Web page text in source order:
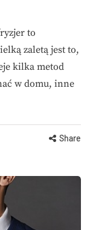
to
zaletą jest to,
kilka metod
w domu, inne
Share